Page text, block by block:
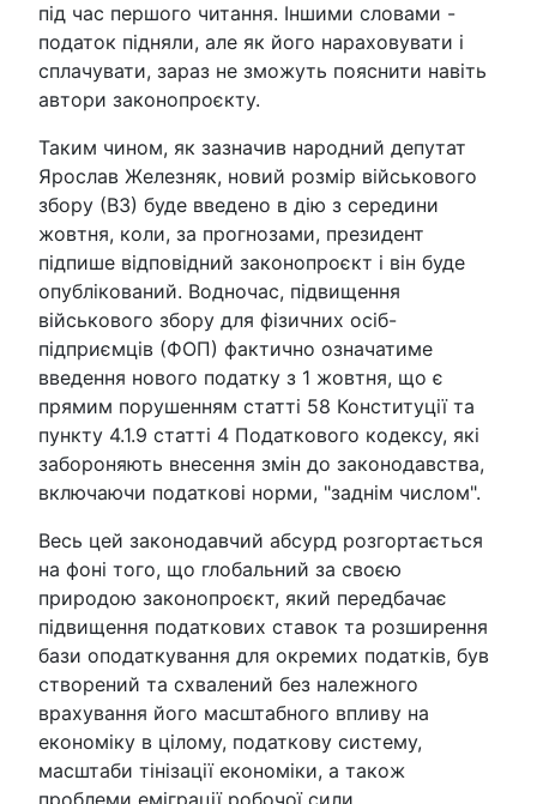
під час першого читання. Іншими словами -
податок підняли, але як його нараховувати і
сплачувати, зараз не зможуть пояснити навіть
автори законопроєкту.
Таким чином, як зазначив народний депутат
Ярослав Железняк, новий розмір військового
збору (ВЗ) буде введено в дію з середини
жовтня, коли, за прогнозами, президент
підпише відповідний законопроєкт і він буде
опублікований. Водночас, підвищення
військового збору для фізичних осіб-
підприємців (ФОП) фактично означатиме
введення нового податку з 1 жовтня, що є
прямим порушенням статті 58 Конституції та
пункту 4.1.9 статті 4 Податкового кодексу, які
забороняють внесення змін до законодавства,
включаючи податкові норми, "заднім числом".
Весь цей законодавчий абсурд розгортається
на фоні того, що глобальний за своєю
природою законопроєкт, який передбачає
підвищення податкових ставок та розширення
бази оподаткування для окремих податків, був
створений та схвалений без належного
врахування його масштабного впливу на
економіку в цілому, податкову систему,
масштаби тінізації економіки, а також
проблеми еміграції робочої сили.